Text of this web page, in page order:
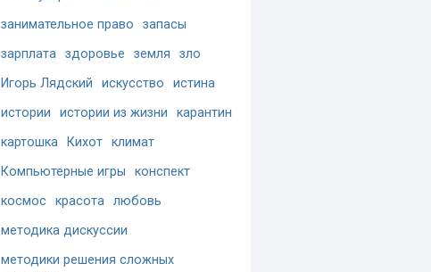
занимательное право
запасы
зарплата здоровье земля
зло
Игорь Лядский
искусство
истина
истории
истории из жизни
карантин
картошка
Кихот климат
Компьютерные игры
конспект
космос красота любовь
методика дискуссии
методики решения сложных